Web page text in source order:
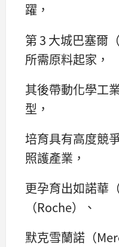
躍，
第 3 大城巴塞爾
所需原料起家，
其後帶動化學工
型，
培育具有高度競
照護產業，
更孕育出如諾華
（Roche）、
默克雪蘭諾（